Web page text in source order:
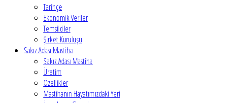
Tarihçe
Ekonomik Veriler
Temsilciler
Şirket Kuruluşu
Sakız Adası Mastiha
Sakız Adası Mastiha
Üretim
Özellikler
Mastihanın Hayatımızdaki Yeri